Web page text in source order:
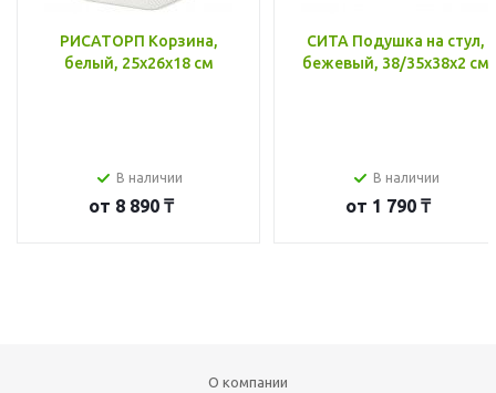
РИСАТОРП Корзина,
белый, 25x26x18 см
В наличии
от 8 890 ₸
СИТА Подушка на стул,
бежевый, 38/35x38x2 см
В наличии
от 1 790 ₸
О компании